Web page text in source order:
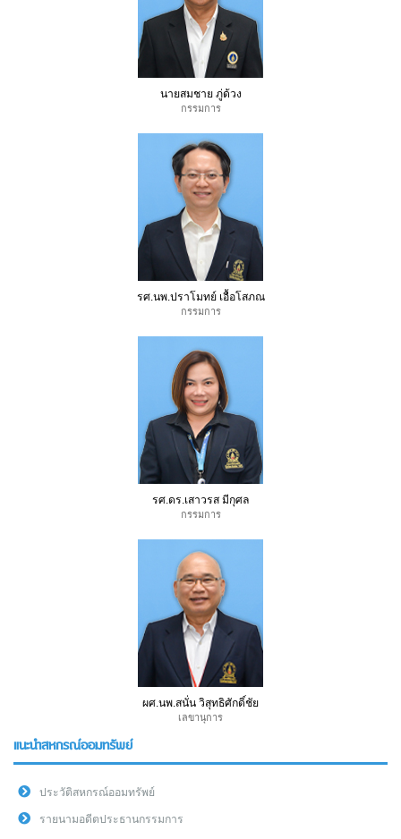
นายสมชาย ภู่ด้วง
กรรมการ
รศ.นพ.ปราโมทย์ เอื้อโสภณ
กรรมการ
รศ.ดร.เสาวรส มีกุศล
กรรมการ
ผศ.นพ.สนั่น วิสุทธิศักดิ์ชัย
เลขานุการ
แนะนำสหกรณ์ออมทรัพย์
ประวัติสหกรณ์ออมทรัพย์
รายนามอดีตประธานกรรมการ